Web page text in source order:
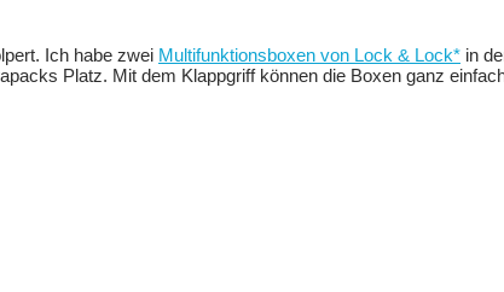
Ich habe zwei Multifunktionsboxen von Lock & Lock* in
Platz. Mit dem Klappgriff können die Boxen ganz